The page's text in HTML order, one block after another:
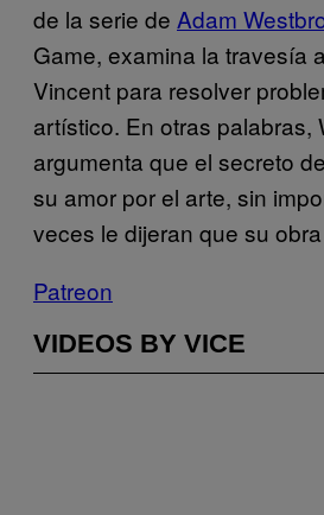
de la serie de Adam
Game, examina la travesía
Vincent para resolver
artístico. En otras palabras,
argumenta que el secreto
su amor por el arte, sin
veces le dijeran que su
Patreon
VIDEOS BY VICE